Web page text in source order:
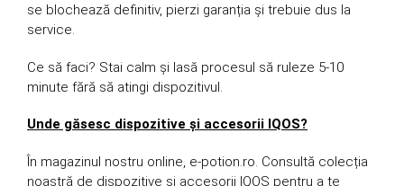
se blochează definitiv, pierzi garanția și trebuie dus la
service.
Ce să faci? Stai calm și lasă procesul să ruleze 5-10
minute fără să atingi dispozitivul.
Unde găsesc dispozitive și accesorii IQOS?
În magazinul nostru online, e-potion.ro. Consultă colecția
noastră de dispozitive și accesorii IQOS pentru a te